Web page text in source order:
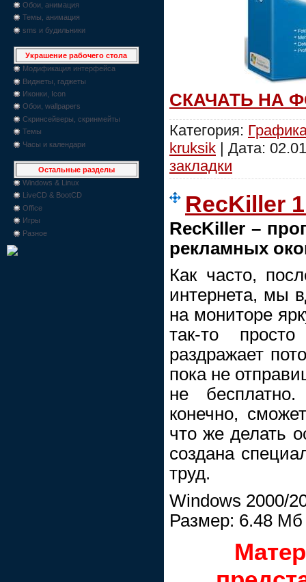
Обои, анимация
Темы, анимация
sms и будильники
Украшение рабочего стола
Модификация интерфейса
Виджеты, гаджеты
Иконки, Icon
Обои, wallpapers
Скринсейверы, скринмейты
Темы
Часы и календари
Остальные разделы
Windows & Linux
LiveCD & BootCD
Office
Игры
Разное
СКАЧАТЬ НА
Категория:
kruksik | Дата:
закладки
RecKiller
RecKiller –
рекламных
Как часто,
интернета, мы
на мониторе
так-то
раздражает
пока не
не
конечно,
что же делать
создана
труд.
Windows 2000/
Размер: 6.48 Мб